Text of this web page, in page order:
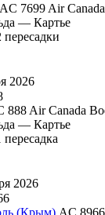
AC 7699 Air Canada
— Картье
пересадки
2026
888 Air Canada
— Картье
пересадка
2026
(Крым) AC 8966